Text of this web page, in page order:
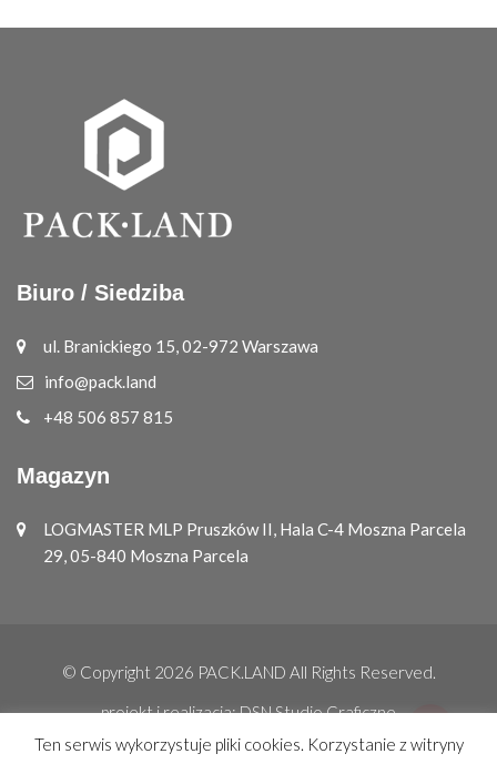
Biuro / Siedziba
ul. Branickiego 15, 02-972 Warszawa
info@pack.land
+48 506 857 815
Magazyn
LOGMASTER MLP Pruszków II, Hala C-4 Moszna Parcela
29, 05-840 Moszna Parcela
© Copyright 2026 PACK.LAND All Rights Reserved.
projekt i realizacja:DSN Studio Graficzne
Ten serwis wykorzystuje pliki cookies. Korzystanie z witryny